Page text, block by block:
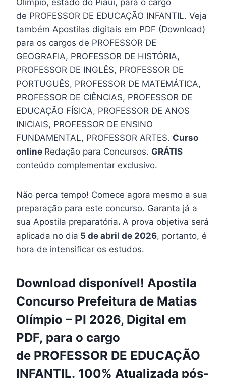
de PROFESSOR DE EDUCAÇÃO INFANTIL. Veja
também Apostilas digitais em PDF (Download)
para os cargos de PROFESSOR DE
GEOGRAFIA, PROFESSOR DE HISTÓRIA,
PROFESSOR DE INGLÊS, PROFESSOR DE
PORTUGUÊS, PROFESSOR DE MATEMÁTICA,
PROFESSOR DE CIÊNCIAS, PROFESSOR DE
EDUCAÇÃO FÍSICA, PROFESSOR DE ANOS
INICIAIS, PROFESSOR DE ENSINO
FUNDAMENTAL, PROFESSOR ARTES. Curso
online Redação para Concursos. GRÁTIS
conteúdo complementar exclusivo.
Não perca tempo! Comece agora mesmo a sua
preparação para este concurso. Garanta já a
sua Apostila preparatória. A prova objetiva será
aplicada no dia 5 de abril de 2026, portanto, é
hora de intensificar os estudos.
Download disponível! Apostila
Concurso Prefeitura de Matias
Olímpio – PI 2026, Digital em
PDF, para o cargo
de PROFESSOR DE EDUCAÇÃO
INFANTIL. 100% Atualizada pós-